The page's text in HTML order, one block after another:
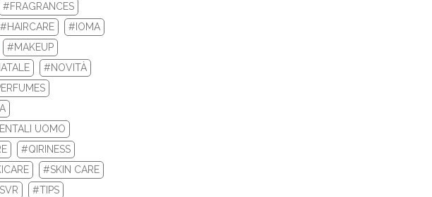
beauty Biotherm e Lancôme!
#FRAGRANCES
#HAIRCARE
#IOMA
#MAKEUP
#NOVITÀ
UOMO
#QIRINESS
#SKIN CARE
#TIPS